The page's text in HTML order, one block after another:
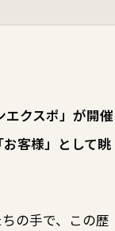
クスポ」が開催
客様」として眺
の手で、この歴